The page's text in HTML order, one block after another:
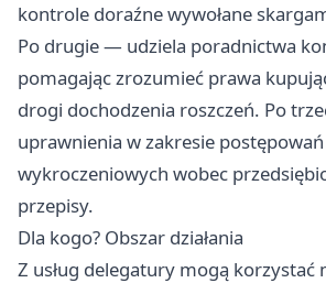
kontrole doraźne wywołane
Po drugie — udziela poradnictwa
pomagając zrozumieć prawa
drogi dochodzenia roszczeń. Po
uprawnienia w zakresie
wykroczeniowych wobec
przepisy.
Dla kogo? Obszar działania
Z usług delegatury mogą korzystać